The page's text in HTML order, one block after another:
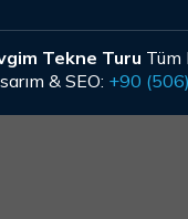
Tekne Turu Tüm
& SEO: +90